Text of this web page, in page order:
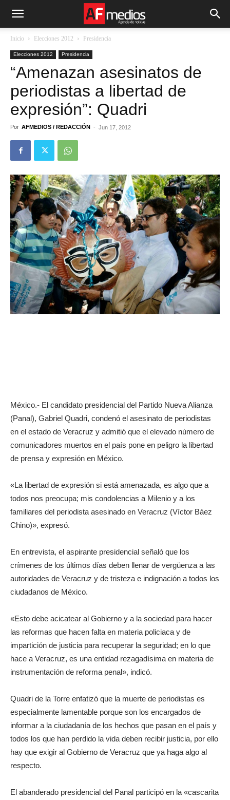
Inicio Elecciones 2012 Presidencia
Elecciones 2012 Presidencia
“Amenazan asesinatos de
periodistas a libertad de
expresión”: Quadri
Por AFMEDIOS / REDACCIÓN - Jun 17, 2012
México.- El candidato presidencial del Partido Nueva Alianza
(Panal), Gabriel Quadri, condenó el asesinato de periodistas
en el estado de Veracruz y admitió que el elevado número de
comunicadores muertos en el país pone en peligro la libertad
de prensa y expresión en México.
«La libertad de expresión si está amenazada, es algo que a
todos nos preocupa; mis condolencias a Milenio y a los
familiares del periodista asesinado en Veracruz (Víctor Báez
Chino)», expresó.
En entrevista, el aspirante presidencial señaló que los
crímenes de los últimos días deben llenar de vergüenza a las
autoridades de Veracruz y de tristeza e indignación a todos los
ciudadanos de México.
«Esto debe acicatear al Gobierno y a la sociedad para hacer
las reformas que hacen falta en materia policiaca y de
impartición de justicia para recuperar la seguridad; en lo que
hace a Veracruz, es una entidad rezagadísima en materia de
instrumentación de reforma penal», indicó.
Quadri de la Torre enfatizó que la muerte de periodistas es
especialmente lamentable porque son los encargados de
informar a la ciudadanía de los hechos que pasan en el país y
todos los que han perdido la vida deben recibir justicia, por ello
hay que exigir al Gobierno de Veracruz que ya haga algo al
respecto.
El abanderado presidencial del Panal participó en la «cascarita